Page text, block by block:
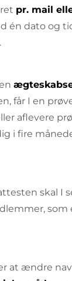
pr. mail
én dato og
får I en
aflevere
i fire
skal I
at ændre